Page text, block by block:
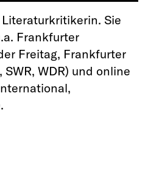
Sie
Frankfurter
Freitag, Frankfurter
WDR) und online